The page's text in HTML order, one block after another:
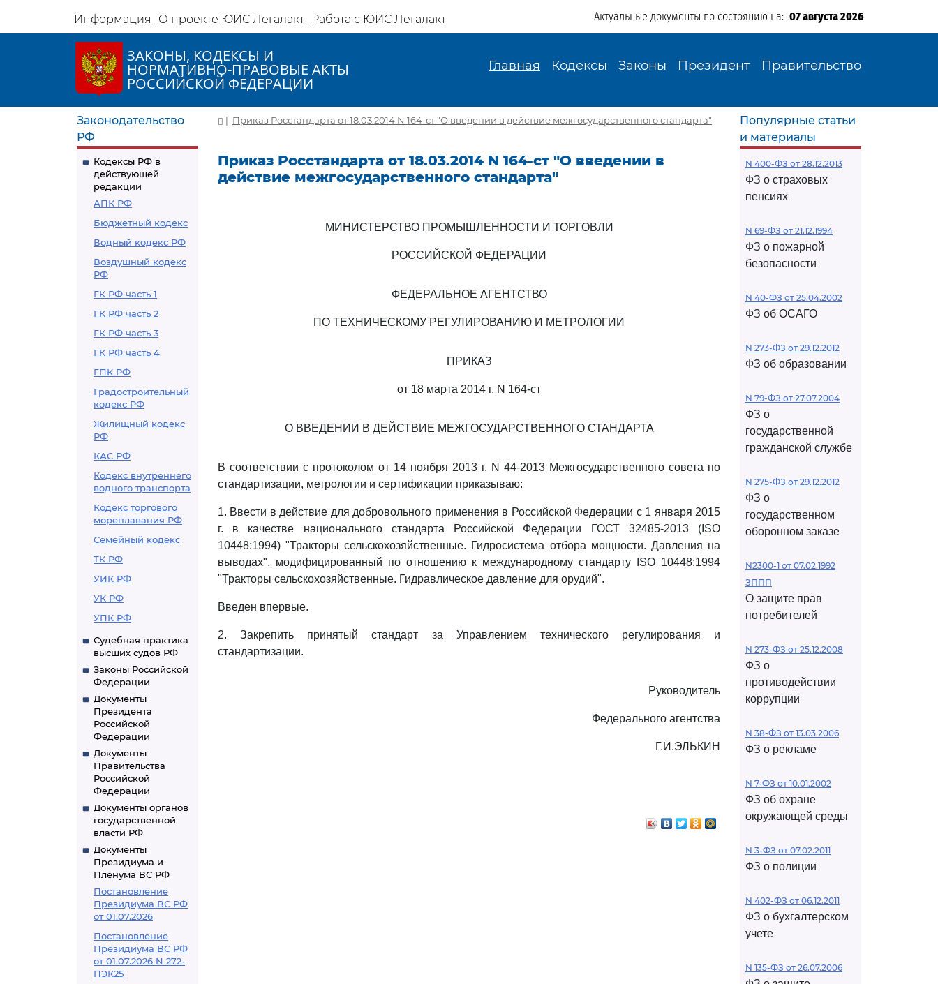
Информация О проекте ЮИС Легалакт Работа с ЮИС Легалакт Актуальные документы по состоянию на: 07 августа 2026
ЗАКОНЫ, КОДЕКСЫ И
НОРМАТИВНО-ПРАВОВЫЕ АКТЫ
РОССИЙСКОЙ ФЕДЕРАЦИИ
Главная Кодексы Законы Президент Правительство
Законодательство
РФ
Кодексы РФ в
действующей
редакции
АПК РФ
Бюджетный кодекс
Водный кодекс РФ
Воздушный кодекс
РФ
ГК РФ часть 1
ГК РФ часть 2
ГК РФ часть 3
ГК РФ часть 4
ГПК РФ
Градостроительный
кодекс РФ
Жилищный кодекс
РФ
КАС РФ
Кодекс внутреннего
водного транспорта
Кодекс торгового
мореплавания РФ
Семейный кодекс
ТК РФ
УИК РФ
УК РФ
УПК РФ
Судебная практика
высших судов РФ
Законы Российской
Федерации
Документы
Президента
Российской
Федерации
Документы
Правительства
Российской
Федерации
Документы органов
государственной
власти РФ
Документы
Президиума и
Пленума ВС РФ
Постановление
Президиума ВС РФ
от 01.07.2026
Постановление
Президиума ВС РФ
от 01.07.2026 N 272-
ПЭК25
| Приказ Росстандарта от 18.03.2014 N 164-ст "О введении в действие межгосударственного стандарта"
Приказ Росстандарта от 18.03.2014 N 164-ст "О введении в
действие межгосударственного стандарта"
МИНИСТЕРСТВО ПРОМЫШЛЕННОСТИ И ТОРГОВЛИ
РОССИЙСКОЙ ФЕДЕРАЦИИ
ФЕДЕРАЛЬНОЕ АГЕНТСТВО
ПО ТЕХНИЧЕСКОМУ РЕГУЛИРОВАНИЮ И МЕТРОЛОГИИ
ПРИКАЗ
от 18 марта 2014 г. N 164-ст
О ВВЕДЕНИИ В ДЕЙСТВИЕ МЕЖГОСУДАРСТВЕННОГО СТАНДАРТА
В соответствии с протоколом от 14 ноября 2013 г. N 44-2013 Межгосударственного совета по
стандартизации, метрологии и сертификации приказываю:
1. Ввести в действие для добровольного применения в Российской Федерации с 1 января 2015
г. в качестве национального стандарта Российской Федерации ГОСТ 32485-2013 (ISO
10448:1994) "Тракторы сельскохозяйственные. Гидросистема отбора мощности. Давления на
выводах", модифицированный по отношению к международному стандарту ISO 10448:1994
"Тракторы сельскохозяйственные. Гидравлическое давление для орудий".
Введен впервые.
2. Закрепить принятый стандарт за Управлением технического регулирования и
стандартизации.
Руководитель
Федерального агентства
Г.И.ЭЛЬКИН
Популярные статьи
и материалы
N 400-ФЗ от 28.12.2013
ФЗ о страховых
пенсиях
N 69-ФЗ от 21.12.1994
ФЗ о пожарной
безопасности
N 40-ФЗ от 25.04.2002
ФЗ об ОСАГО
N 273-ФЗ от 29.12.2012
ФЗ об образовании
N 79-ФЗ от 27.07.2004
ФЗ о
государственной
гражданской службе
N 275-ФЗ от 29.12.2012
ФЗ о
государственном
оборонном заказе
N2300-1 от 07.02.1992
ЗППП
О защите прав
потребителей
N 273-ФЗ от 25.12.2008
ФЗ о
противодействии
коррупции
N 38-ФЗ от 13.03.2006
ФЗ о рекламе
N 7-ФЗ от 10.01.2002
ФЗ об охране
окружающей среды
N 3-ФЗ от 07.02.2011
ФЗ о полиции
N 402-ФЗ от 06.12.2011
ФЗ о бухгалтерском
учете
N 135-ФЗ от 26.07.2006